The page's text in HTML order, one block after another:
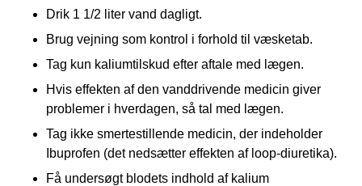
Drik 1 1/2 liter vand dagligt.
Brug vejning som kontrol i forhold til væsketab.
Tag kun kaliumtilskud efter aftale med lægen.
Hvis effekten af den vanddrivende medicin giver
problemer i hverdagen, så tal med lægen.
Tag ikke smertestillende medicin, der indeholder
Ibuprofen (det nedsætter effekten af loop-diuretika).
Få undersøgt blodets indhold af kalium